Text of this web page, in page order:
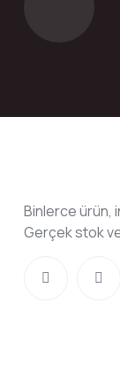
Bu ürüne
Binlerce ürün,
Gerçek stok